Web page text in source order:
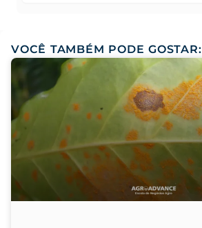
VOCÊ TAMBÉM PODE GOSTAR: